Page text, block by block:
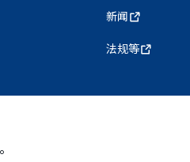
新闻
法规等